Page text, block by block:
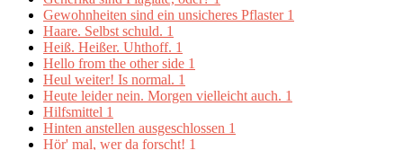
Gewohnheiten sind ein unsicheres Pflaster 1
Haare. Selbst schuld. 1
Heiß. Heißer. Uhthoff. 1
Hello from the other side 1
Heul weiter! Is normal. 1
Heute leider nein. Morgen vielleicht auch. 1
Hilfsmittel 1
Hinten anstellen ausgeschlossen 1
Hör' mal, wer da forscht! 1